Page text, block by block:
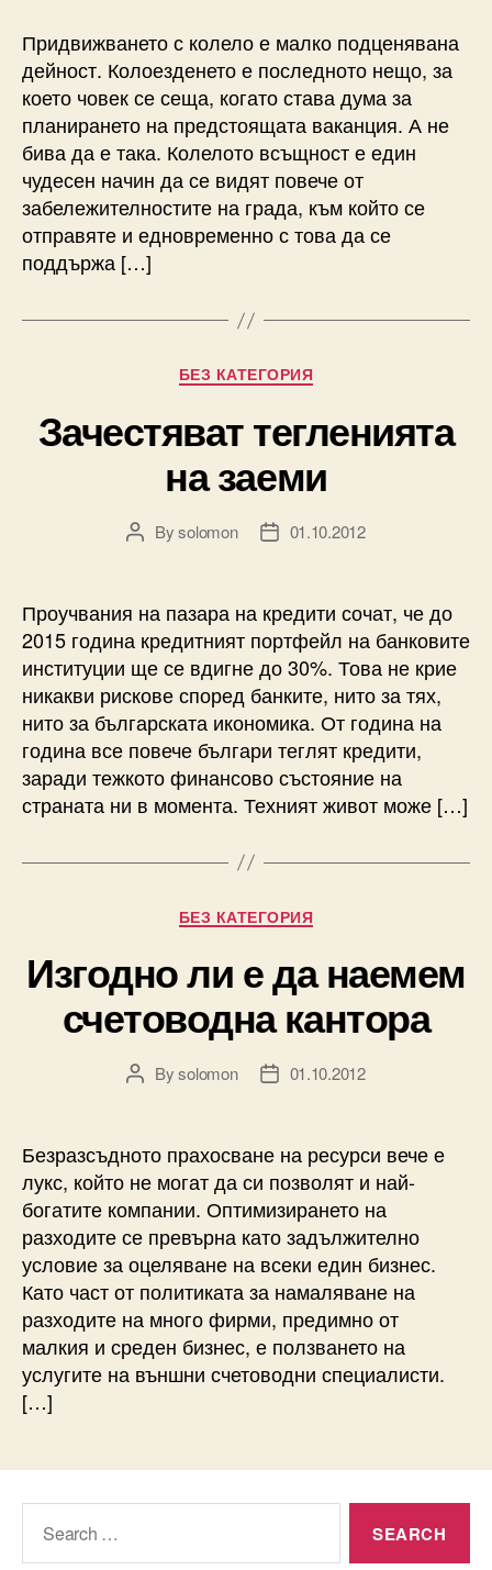
Придвижването с колело е малко подценявана
дейност. Колоезденето е последното нещо, за
което човек се сеща, когато става дума за
планирането на предстоящата ваканция. А не
бива да е така. Колелото всъщност е един
чудесен начин да се видят повече от
забележителностите на града, към който се
отправяте и едновременно с това да се
поддържа […]
Categories
БЕЗ КАТЕГОРИЯ
Зачестяват тегленията
на заеми
PostBysolomon
Post01.10.2012
Проучвания на пазара на кредити сочат, че до
2015 година кредитният портфейл на банковите
институции ще се вдигне до 30%. Това не крие
никакви рискове според банките, нито за тях,
нито за българската икономика. От година на
година все повече българи теглят кредити,
заради тежкото финансово състояние на
страната ни в момента. Техният живот може […]
Categories
БЕЗ КАТЕГОРИЯ
Изгодно ли е да наемем
счетоводна кантора
PostBysolomon
Post01.10.2012
Безразсъдното прахосване на ресурси вече е
лукс, който не могат да си позволят и най-
богатите компании. Оптимизирането на
разходите се превърна като задължително
условие за оцеляване на всеки един бизнес.
Като част от политиката за намаляване на
разходите на много фирми, предимно от
малкия и среден бизнес, е ползването на
услугите на външни счетоводни специалисти.
[…]